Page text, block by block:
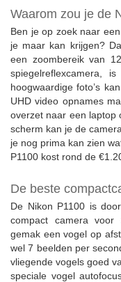
Waarom zou je de
Ben je op zoek naar
je maar kan krijgen?
een zoombereik van
spiegelreflexcamera,
hoogwaardige foto’s
UHD video opnames
overzet naar een laptop
scherm kan je de
je nog prima kan zien
P1100 kost rond de
De beste
De Nikon P1100 is
compact camera voor
gemak een vogel op
wel 7 beelden per
vliegende vogels goed
speciale vogel